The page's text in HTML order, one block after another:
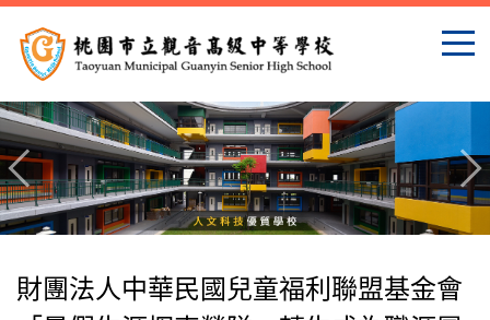
到
主
內
容
區
財團法人中華民國兒童福利聯盟基金會